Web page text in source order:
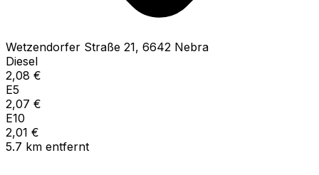
Wetzendorfer Straße 21, 6642 Nebra
Diesel
2,08 €
E5
2,07 €
E10
2,01 €
5.7 km entfernt